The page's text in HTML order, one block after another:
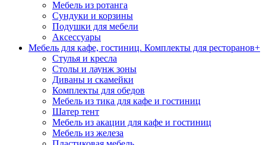
Мебель из ротанга
Сундуки и корзины
Подушки для мебели
Аксессуары
Мебель для кафе, гостиниц. Комплекты для ресторанов+
Стулья и кресла
Столы и лаунж зоны
Диваны и скамейки
Комплекты для обедов
Мебель из тика для кафе и гостиниц
Шатер тент
Мебель из акации для кафе и гостиниц
Мебель из железа